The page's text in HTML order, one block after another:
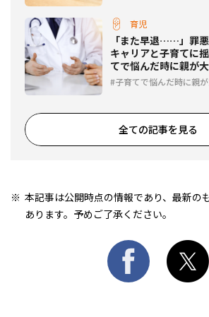
育児
「また早退……」罪
キャリアと子育てに
てで悩んだ時に親が
#2子育てで悩んだ時に親
全ての記事を見る
本記事は公開時点の情報であり、最新の
あります。予めご了承ください。